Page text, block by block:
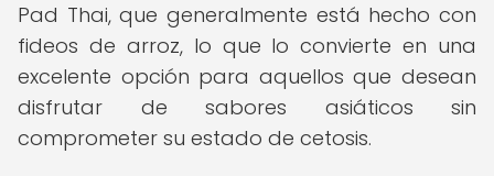
Pad Thai, que generalmente está hecho con
fideos de arroz, lo que lo convierte en una
excelente opción para aquellos que desean
disfrutar de sabores asiáticos sin
comprometer su estado de cetosis.